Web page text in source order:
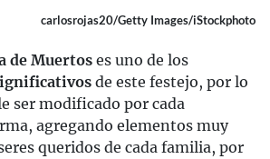
carlosrojas20/Getty Images/iStockphoto
de Muertos es uno de los
de este festejo, por lo
ser modificado por cada
agregando elementos muy
queridos de cada familia, por